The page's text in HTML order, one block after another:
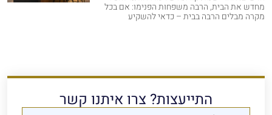
מחדש את הבית, הרבה משפחות הפנימו: אם בכל
מקרה מבלים הרבה בבית – כדאי להשקיע
התייעצות? צרו איתנו קשר